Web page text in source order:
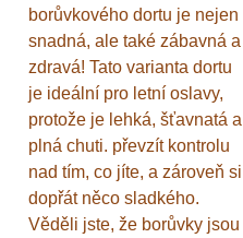
borůvkového dortu je nejen
snadná, ale také zábavná a
zdravá! Tato varianta dortu
je ideální pro letní oslavy,
protože je lehká, šťavnatá a
plná chuti. převzít kontrolu
nad tím, co jíte, a zároveň si
dopřát něco sladkého.
Věděli jste, že borůvky jsou